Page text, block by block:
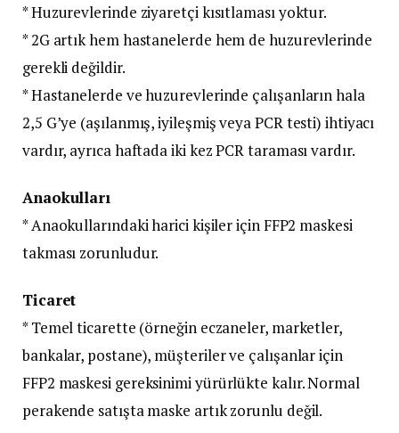
* Huzurevlerinde ziyaretçi kısıtlaması yoktur.
* 2G artık hem hastanelerde hem de huzurevlerinde
gerekli değildir.
* Hastanelerde ve huzurevlerinde çalışanların hala
2,5 G’ye (aşılanmış, iyileşmiş veya PCR testi) ihtiyacı
vardır, ayrıca haftada iki kez PCR taraması vardır.
Anaokulları
* Anaokullarındaki harici kişiler için FFP2 maskesi
takması zorunludur.
Ticaret
* Temel ticarette (örneğin eczaneler, marketler,
bankalar, postane), müşteriler ve çalışanlar için
FFP2 maskesi gereksinimi yürürlükte kalır. Normal
perakende satışta maske artık zorunlu değil.